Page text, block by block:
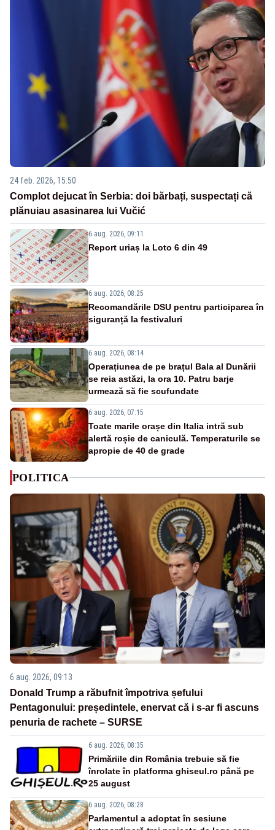
24 feb. 2026, 15:50
Complot dejucat în Serbia: doi bărbați, suspectați că
plănuiau asasinarea lui Vučić
6 aug. 2026, 09:11
Report uriaș la Loto 6 din 49
6 aug. 2026, 08:25
Recomandările DSU pentru participarea în
siguranță la festivaluri
6 aug. 2026, 08:14
Operațiunea de pe brațul Bala al Dunării
se reia astăzi, la ora 10. Patru barje
urmează să fie scufundate
6 aug. 2026, 07:15
Toate marile orașe din Italia intră sub
alertă roșie de caniculă. Temperaturile se
apropie de 40 de grade
POLITICA
6 aug. 2026, 09:13
Donald Trump a răbufnit împotriva șefului
Pentagonului: președintele, enervat că i s-ar fi ascuns
penuria de rachete – SURSE
6 aug. 2026, 08:35
Primăriile din România trebuie să fie
înrolate în platforma ghiseul.ro până pe
25 august
6 aug. 2026, 08:28
Parlamentul a adoptat în sesiune